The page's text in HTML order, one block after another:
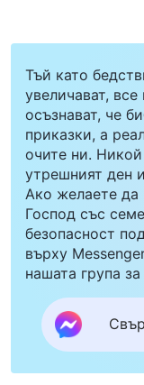
Тъй като
увеличават,
осъзнават, че
приказки, а
очите ни.
утрешният ден
Ако желаете да
Господ със
безопасност
върху
нашата група